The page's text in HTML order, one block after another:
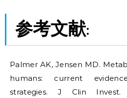
参考文献:
Palmer AK, Jensen MD.
humans: current
strategies. J Clin Invest.